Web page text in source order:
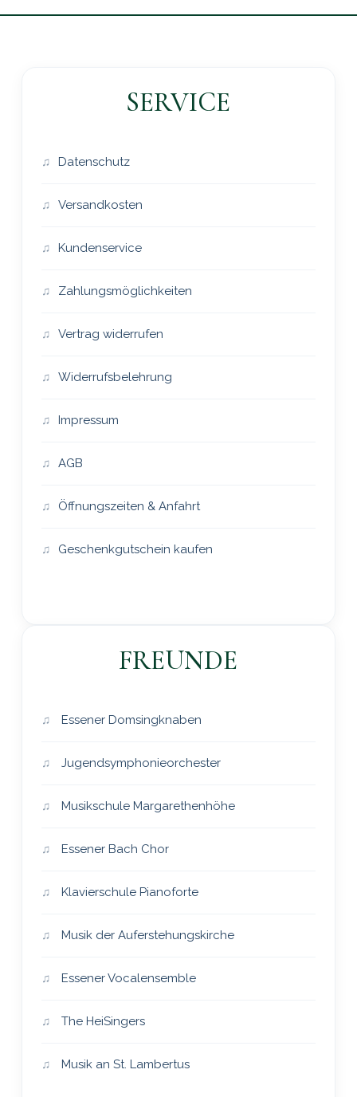
SERVICE
Datenschutz
Versandkosten
Kundenservice
Zahlungsmöglichkeiten
Vertrag widerrufen
Widerrufsbelehrung
Impressum
AGB
Öffnungszeiten & Anfahrt
Geschenkgutschein kaufen
FREUNDE
Essener Domsingknaben
Jugendsymphonieorchester
Musikschule Margarethenhöhe
Essener Bach Chor
Klavierschule Pianoforte
Musik der Auferstehungskirche
Essener Vocalensemble
The HeiSingers
Musik an St. Lambertus